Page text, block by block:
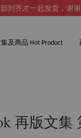
到齐才一起发货，谢谢
及商品 Hot Product
再版文集